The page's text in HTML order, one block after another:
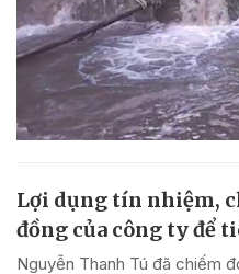
Lợi dụng tín nhiệm,
đồng của công ty để
Nguyễn Thanh Tú đã chiếm